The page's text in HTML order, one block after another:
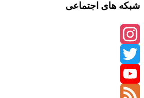
شبکه های اجتماعی
Instagram
Twitter
YouTube